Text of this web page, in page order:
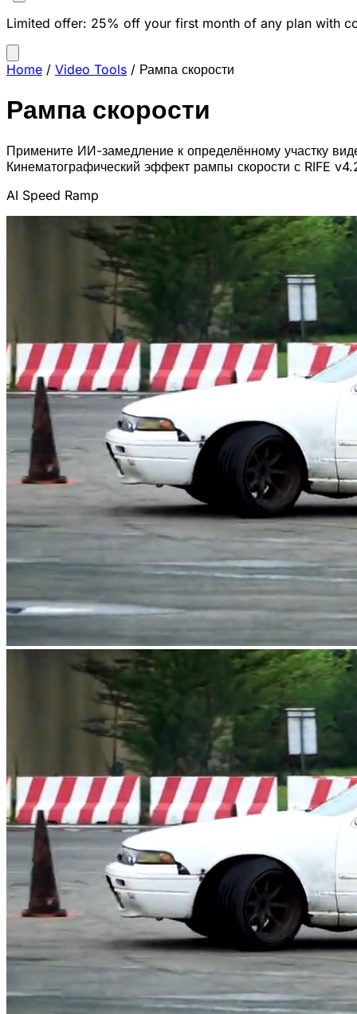
Limited offer: 25% off your first month of any plan with
Home / Video Tools / Рампа скорости
Рампа скорости
Примените ИИ-замедление к определённому участку
Кинематографический эффект рампы скорости с RIFE
AI Speed Ramp